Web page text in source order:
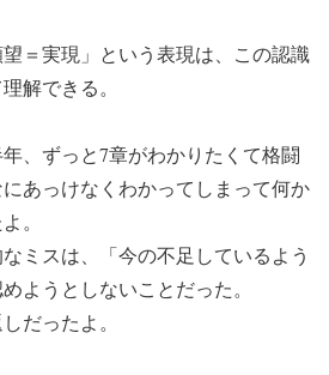
＝実現」という表現は、この認識
解できる。
、ずっと7章がわかりたくて格闘
あっけなくわかってしまって何か
。
ミスは、「今の不足しているよう
ようとしないことだった。
だったよ。